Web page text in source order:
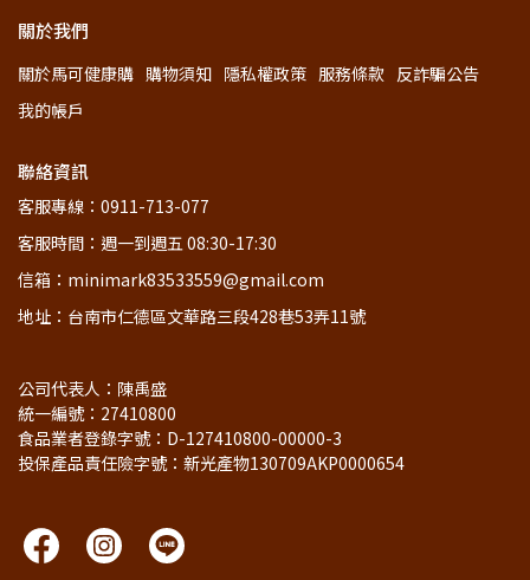
關於我們
關於馬可健康購 購物須知 隱私權政策 服務條款 反詐騙公告
我的帳戶
聯絡資訊
客服專線：0911-713-077
客服時間：週一到週五 08:30-17:30
信箱：minimark83533559@gmail.com
地址：台南市仁德區文華路三段428巷53弄11號
公司代表人：陳禹盛
統一編號：27410800
食品業者登錄字號：D-127410800-00000-3
投保產品責任險字號：新光產物130709AKP0000654